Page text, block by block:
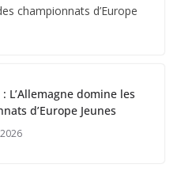
championnats d’Europe
: L’Allemagne domine les
d’Europe Jeunes